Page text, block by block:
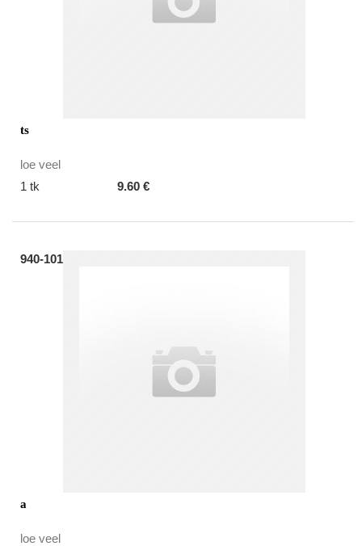
ts
loe veel
1 tk
9.60 €
940-101
a
loe veel